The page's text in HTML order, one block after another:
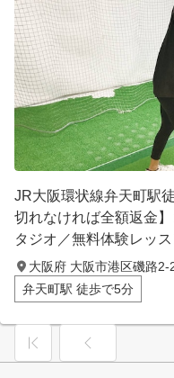
JR大阪環状線弁天町駅
切れなければ全額返金
タジオ／無料体験レッ
大阪府 大阪市港区磯路
弁天町駅 徒歩で5分